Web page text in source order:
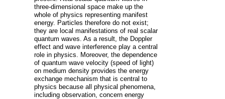
three-dimensional space make up the
whole of physics representing manifest
energy. Particles therefore do not exist;
they are local manifestations of real scalar
quantum waves. As a result, the Doppler
effect and wave interference play a central
role in physics. Moreover, the dependence
of quantum wave velocity (speed of light)
on medium density provides the energy
exchange mechanism that is central to
physics because all physical phenomena,
including observation, concern energy